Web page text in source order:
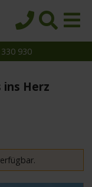
930
Herz